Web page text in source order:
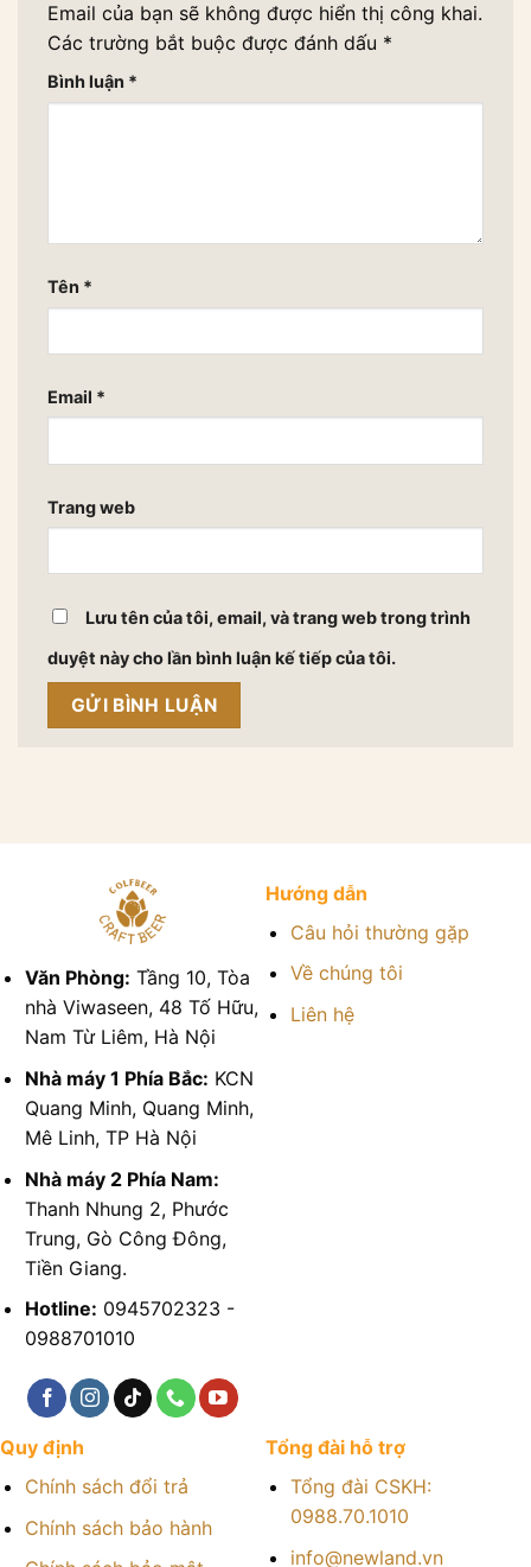
Email của bạn sẽ không được hiển thị công khai.
Các trường bắt buộc được đánh dấu *
Bình luận *
Tên *
Email *
Trang web
Lưu tên của tôi, email, và trang web trong trình
duyệt này cho lần bình luận kế tiếp của tôi.
Văn Phòng: Tầng 10, Tòa
nhà Viwaseen, 48 Tố Hữu,
Nam Từ Liêm, Hà Nội
Nhà máy 1 Phía Bắc: KCN
Quang Minh, Quang Minh,
Mê Linh, TP Hà Nội
Nhà máy 2 Phía Nam:
Thanh Nhung 2, Phước
Trung, Gò Công Đông,
Tiền Giang.
Hotline: 0945702323 -
0988701010
Hướng dẫn
Câu hỏi thường gặp
Về chúng tôi
Liên hệ
Quy định
Chính sách đổi trả
Chính sách bảo hành
Tổng đài hỗ trợ
Tổng đài CSKH:
0988.70.1010
info@newland.vn